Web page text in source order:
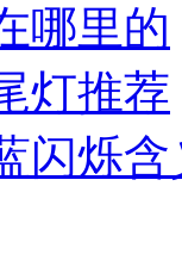
哪里的
灯推荐
闪烁含